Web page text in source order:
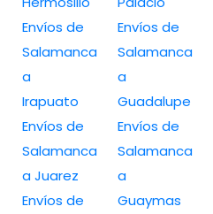
Envíos de
Salamanca
a
Irapuato
Envíos de
Salamanca
a Juarez
Envíos de
Envíos de
Salamanca
a
Guadalupe
Envíos de
Salamanca
a
Guaymas